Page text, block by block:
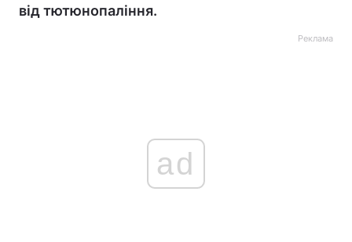
від тютюнопаління.
Реклама
ad